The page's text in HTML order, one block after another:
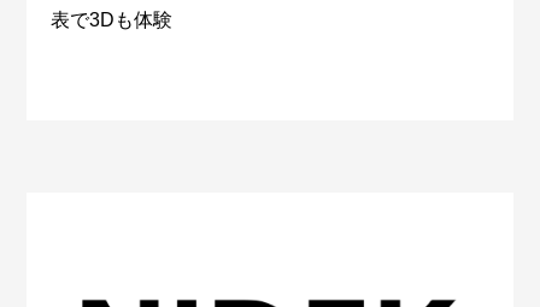
表で3Dも体験